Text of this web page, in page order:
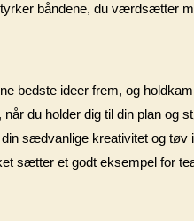
båndene, du værdsætter
bedste ideer frem, og
du holder dig til din plan og
sædvanlige kreativitet og tøv
sætter et godt eksempel for